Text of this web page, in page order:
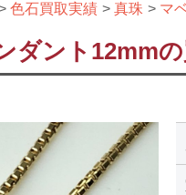
色石買取実績 真珠 マ
ダント12mm